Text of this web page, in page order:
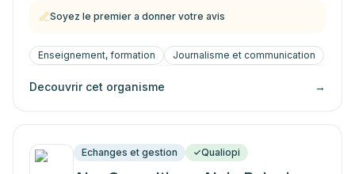
Soyez le premier a donner votre avis
Enseignement, formation Journalisme et communication
Decouvrir cet organisme →
Echanges et gestion Qualiopi